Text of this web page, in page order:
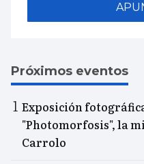
Próximos eventos
Exposición
"Photomorfosis", la
Carrolo